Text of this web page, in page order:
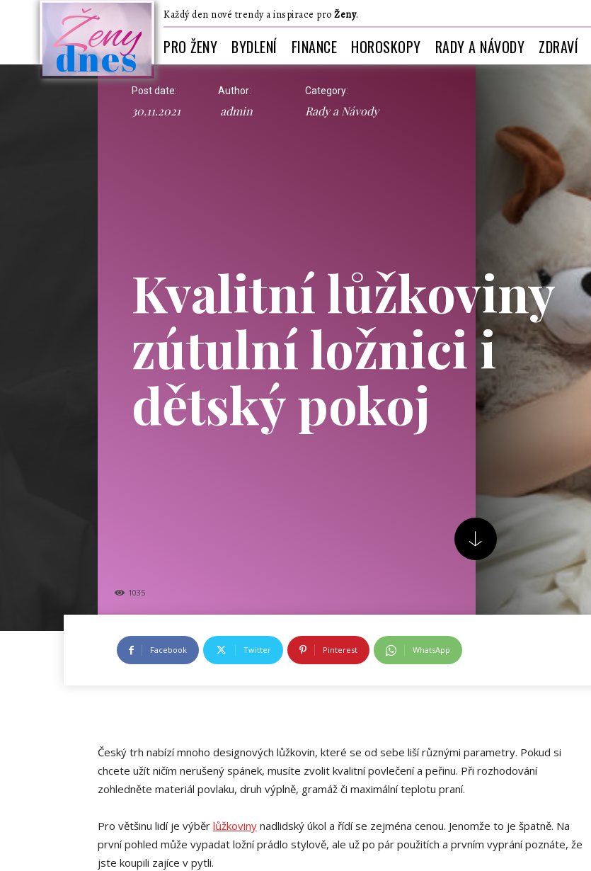
Ženy
dnes
Každý den nové trendy a inspirace proŽeny.
PRO ŽENY BYDLENÍ FINANCE HOROSKOPY RADY A NÁVODY ZDRAVÍ
Kvalitní lůžkoviny
zútulní ložnici i
dětský pokoj
Post date:
30.11.2021
Author:
admin
Category:
Rady a Návody
1035
Facebook Twitter Pinterest WhatsApp
Český trh nabízí mnoho designových lůžkovin, které se od sebe liší různými parametry. Pokud si
chcete užít ničím nerušený spánek, musíte zvolit kvalitní povlečení a peřinu. Při rozhodování
zohledněte materiál povlaku, druh výplně, gramáž či maximální teplotu praní.
Pro většinu lidí je výběr lůžkoviny nadlidský úkol a řídí se zejména cenou. Jenomže to je špatně. Na
první pohled může vypadat ložní prádlo stylově, ale už po pár použitích a prvním vyprání poznáte, že
jste koupili zajíce v pytli.